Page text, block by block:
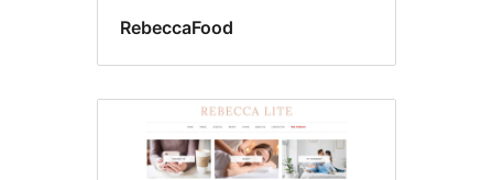
RebeccaFood